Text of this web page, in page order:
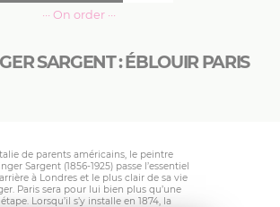
SARGENT : ÉBLOUIR PARIS
··· On order ···
de parents américains, le peintre
Sargent (1856-1925) passe l’essentiel
à Londres et le plus clair de sa vie
Paris sera pour lui bien plus qu’une
Lorsqu’il s’y installe en 1874, la